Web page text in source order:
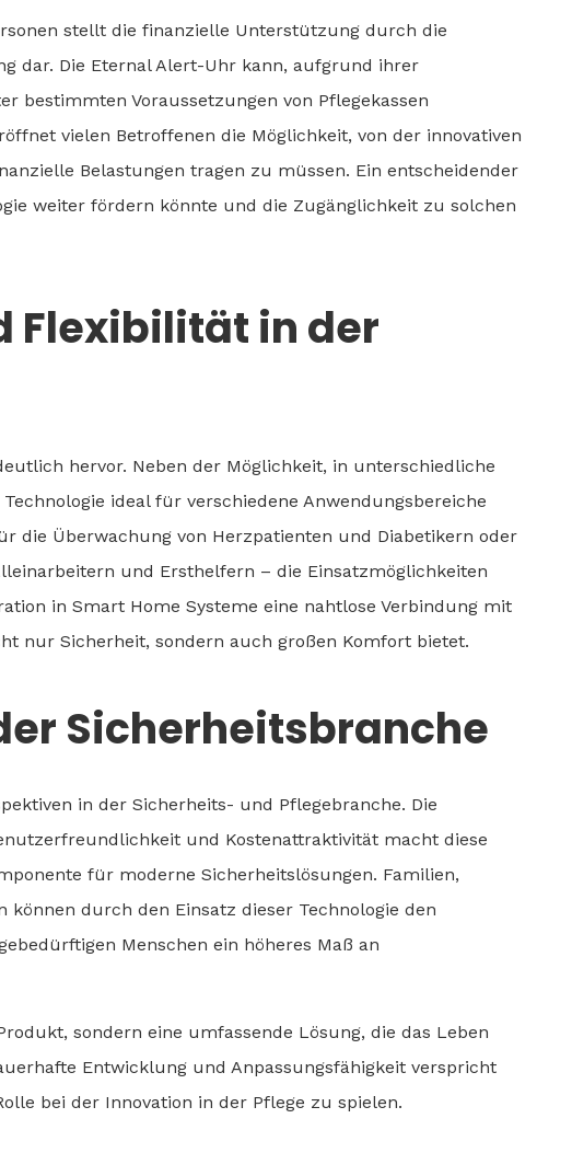
stellt die finanzielle Unterstützung durch die
dar. Die Eternal Alert-Uhr kann, aufgrund ihrer
bestimmten Voraussetzungen von Pflegekassen
vielen Betroffenen die Möglichkeit, von der innovativen
Belastungen tragen zu müssen. Ein entscheidender
weiter fördern könnte und die Zugänglichkeit zu solchen
Flexibilität in der
hervor. Neben der Möglichkeit, in unterschiedliche
ideal für verschiedene Anwendungsbereiche
die Überwachung von Herzpatienten und Diabetikern oder
und Ersthelfern – die Einsatzmöglichkeiten
in Smart Home Systeme eine nahtlose Verbindung mit
nur Sicherheit, sondern auch großen Komfort bietet.
Sicherheitsbranche
in der Sicherheits- und Pflegebranche. Die
und Kostenattraktivität macht diese
für moderne Sicherheitslösungen. Familien,
durch den Einsatz dieser Technologie den
Menschen ein höheres Maß an
sondern eine umfassende Lösung, die das Leben
Entwicklung und Anpassungsfähigkeit verspricht
bei der Innovation in der Pflege zu spielen.